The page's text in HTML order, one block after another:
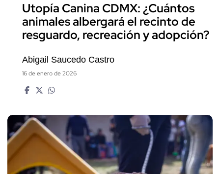
Utopía Canina CDMX: ¿Cuántos
animales albergará el recinto de
resguardo, recreación y adopción?
Abigail Saucedo Castro
16 de enero de 2026